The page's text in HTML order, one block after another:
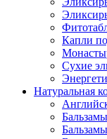
Капли
Сухие
Натуральная